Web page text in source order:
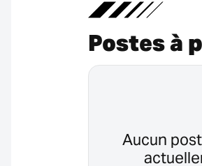
Postes à
Aucun